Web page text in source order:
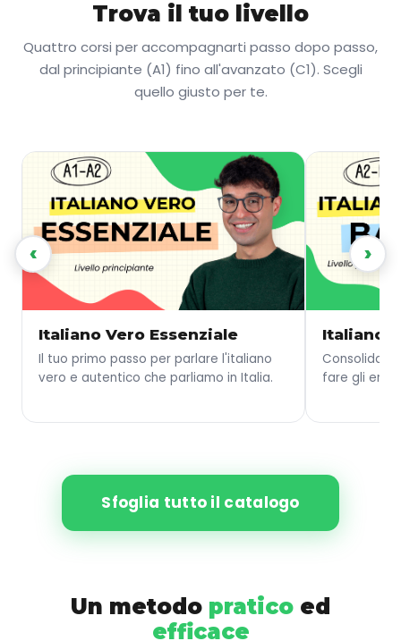
Trova il tuo livello
Quattro corsi per accompagnarti passo dopo passo,
dal principiante (A1) fino all'avanzato (C1). Scegli
quello giusto per te.
‹ ›
Italiano Vero Essenziale
Il tuo primo passo per parlare l'italiano
vero e autentico che parliamo in Italia.
Italiano
Consolida
fare gli
Sfoglia tutto il catalogo
Un metodo pratico ed
efficace